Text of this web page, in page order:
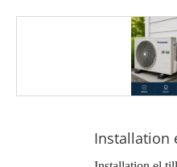
Installation